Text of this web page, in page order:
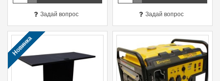
Задай вопрос Задай вопрос
Новинка